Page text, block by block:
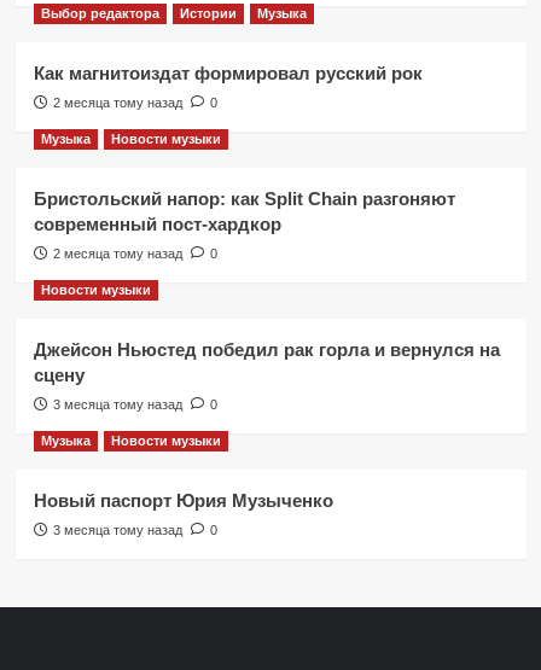
Выбор редактора Истории Музыка
Как магнитоиздат формировал русский рок
2 месяца тому назад 0
Музыка Новости музыки
Бристольский напор: как Split Chain разгоняют
современный пост-хардкор
2 месяца тому назад 0
Новости музыки
Джейсон Ньюстед победил рак горла и вернулся на
сцену
3 месяца тому назад 0
Музыка Новости музыки
Новый паспорт Юрия Музыченко
3 месяца тому назад 0